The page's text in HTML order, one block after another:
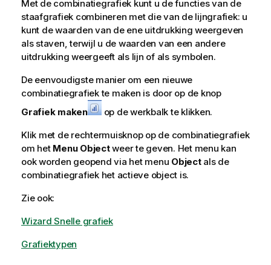
Met de combinatiegrafiek kunt u de functies van de
staafgrafiek combineren met die van de lijngrafiek: u
kunt de waarden van de ene uitdrukking weergeven
als staven, terwijl u de waarden van een andere
uitdrukking weergeeft als lijn of als symbolen.
De eenvoudigste manier om een nieuwe
combinatiegrafiek te maken is door op de knop
Grafiek maken
op de werkbalk te klikken.
Klik met de rechtermuisknop op de combinatiegrafiek
om het Menu Objectweer te geven. Het menu kan
ook worden geopend via het menu Objectals de
combinatiegrafiek het actieve object is.
Zie ook:
Wizard Snelle grafiek
Grafiektypen